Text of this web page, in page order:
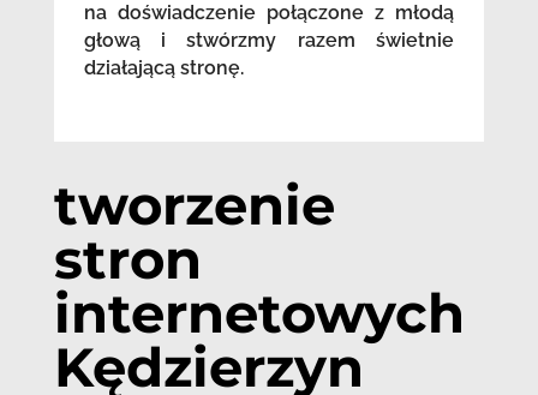
na doświadczenie połączone z młodą
głową i stwórzmy razem świetnie
działającą stronę.
tworzenie
stron
internetowych
Kędzierzyn